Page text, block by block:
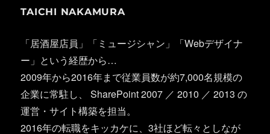
TAICHI NAKAMURA
「居酒屋店員」「ミュージシャン」「Webデザイナ
ー」という経歴から…
2009年から2016年まで従業員数が約7,000名規模の
企業に常駐し、 SharePoint 2007 ／ 2010 ／ 2013 の
運営・サイト構築を担当。
2016年の転職をキッカケに、3社ほど転々としなが